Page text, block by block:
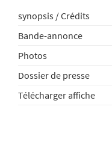
synopsis / Crédits
Bande-annonce
Photos
Dossier de presse
Télécharger affiche